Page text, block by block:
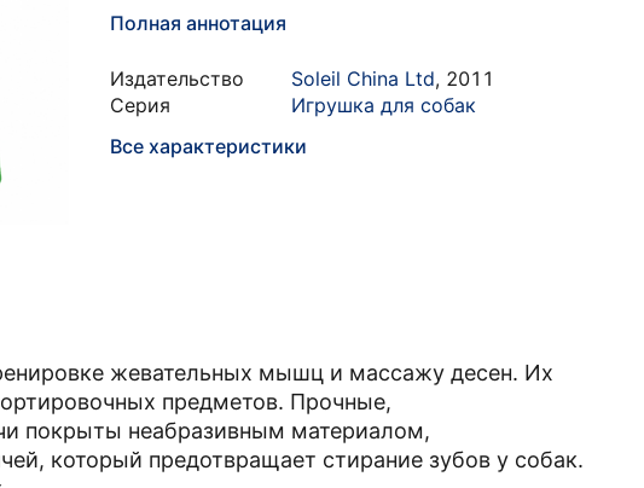
Полная аннотация
Издательство Soleil China Ltd, 2011
Серия
Игрушка для собак
Все характеристики
жевательных мышц и массажу десен. Их
предметов. Прочные,
покрыты неабразивным материалом,
который предотвращает стирание зубов у собак.